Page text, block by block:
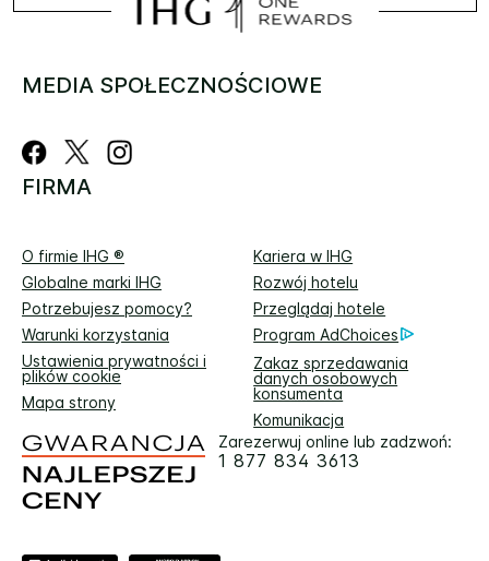
MEDIA SPOŁECZNOŚCIOWE
FIRMA
O firmie IHG ®
Kariera w IHG
Globalne marki IHG
Rozwój hotelu
Potrzebujesz pomocy?
Przeglądaj hotele
Warunki korzystania
Program AdChoices
Ustawienia prywatności i
plików cookie
Zakaz sprzedawania
danych osobowych
konsumenta
Mapa strony
Komunikacja
Zarezerwuj online lub zadzwoń:
1 877 834 3613